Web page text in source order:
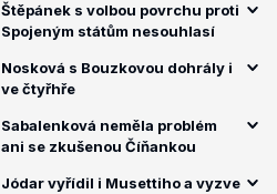
Štěpánek s volbou povrchu proti
Spojeným státům nesouhlasí
Nosková s Bouzkovou dohrály i
ve čtyřhře
Sabalenková neměla problém
ani se zkušenou Číňankou
Jódar vyřídil i Musettiho a vyzve